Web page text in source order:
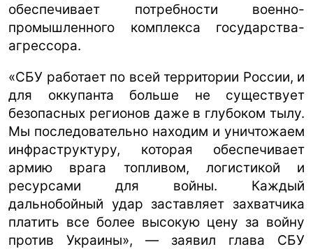
обеспечивает потребности военно-
промышленного комплекса государства-
агрессора.
«СБУ работает по всей территории России, и
для оккупанта больше не существует
безопасных регионов даже в глубоком тылу.
Мы последовательно находим и уничтожаем
инфраструктуру, которая обеспечивает
армию врага топливом, логистикой и
ресурсами для войны. Каждый
дальнобойный удар заставляет захватчика
платить все более высокую цену за войну
против Украины», — заявил глава СБУ